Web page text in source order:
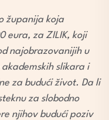
županija koja
eura, za ZILIK, koji
najobrazovanijih u
slikara i
za budući život. Da li
za slobodno
njihov budući poziv